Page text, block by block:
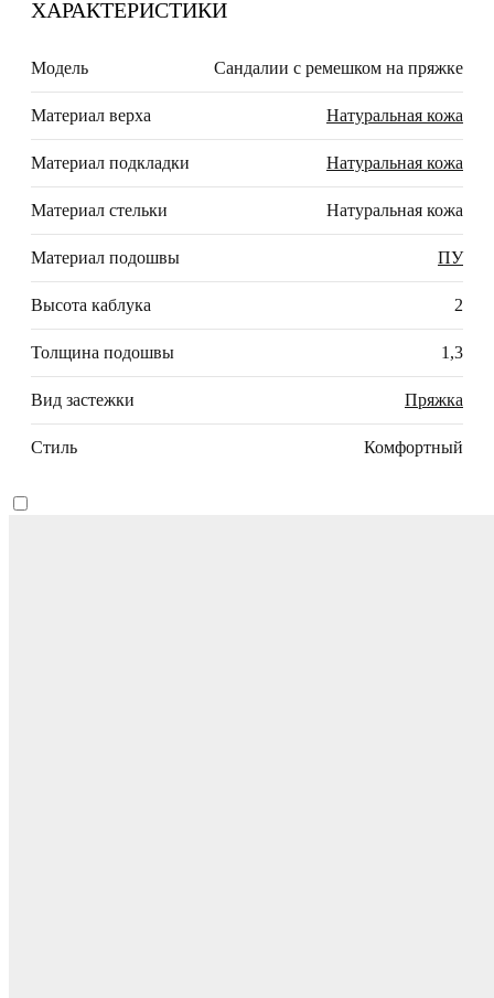
ХАРАКТЕРИСТИКИ
Модель Сандалии с ремешком на пряжке
Материал верха Натуральная кожа
Материал подкладки Натуральная кожа
Материал стельки Натуральная кожа
Материал подошвы ПУ
Высота каблука 2
Толщина подошвы 1,3
Вид застежки Пряжка
Стиль Комфортный